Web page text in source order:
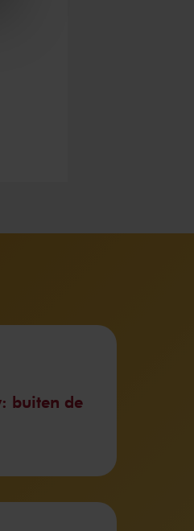
buiten de